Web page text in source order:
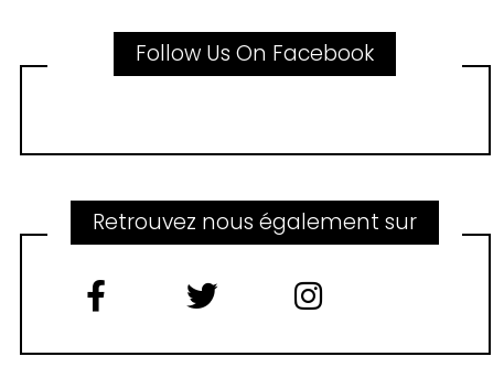
Follow Us On Facebook
Retrouvez nous également sur